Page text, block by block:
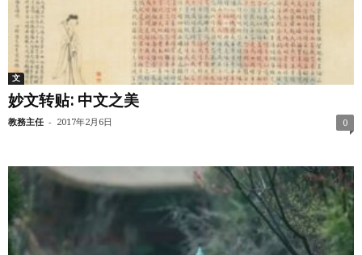
文
妙文转贴: 中文之美
教務主任 - 2017年2月6日 0